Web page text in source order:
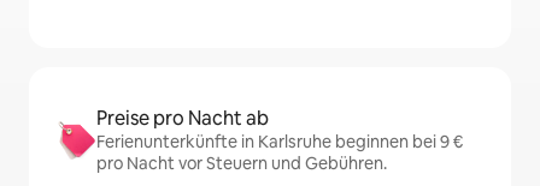
Preise pro Nacht ab
Ferienunterkünfte in Karlsruhe beginnen bei 9 €
pro Nacht vor Steuern und Gebühren.